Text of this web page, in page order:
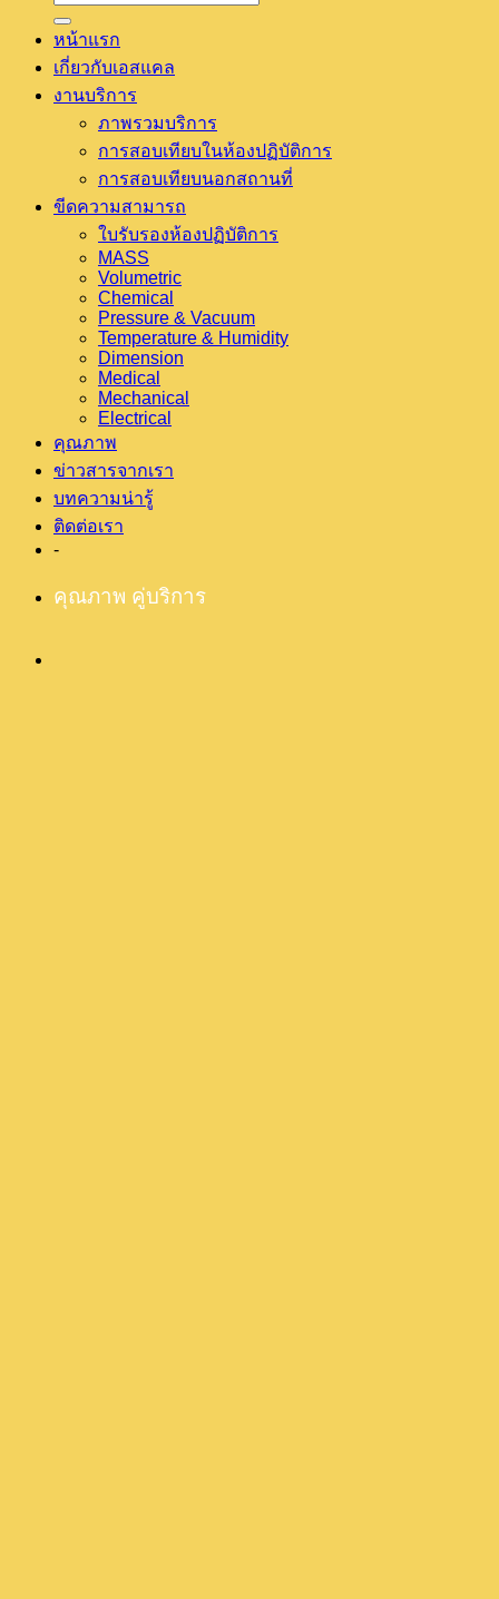
หน้าแรก
เกี่ยวกับเอสแคล
งานบริการ
ภาพรวมบริการ
การสอบเทียบในห้องปฏิบัติการ
การสอบเทียบนอกสถานที่
ขีดความสามารถ
ใบรับรองห้องปฏิบัติการ
MASS
Volumetric
Chemical
Pressure & Vacuum
Temperature & Humidity
Dimension
Medical
Mechanical
Electrical
คุณภาพ
ข่าวสารจากเรา
บทความน่ารู้
ติดต่อเรา
-
คุณภาพ คู่บริการ